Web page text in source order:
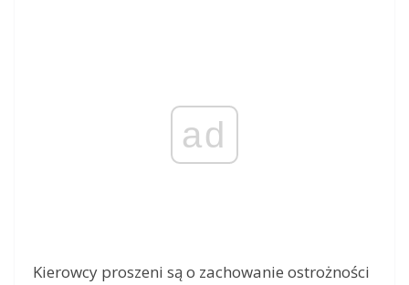
ad
Kierowcy proszeni są o zachowanie ostrożności